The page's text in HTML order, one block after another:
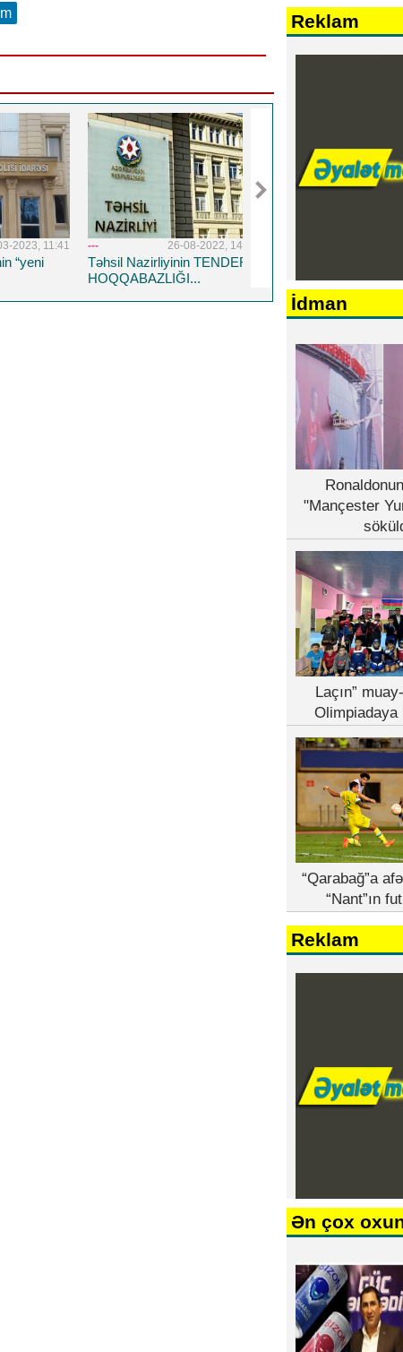
2022, 14:19
TENDER
--- 5-04-2023, 11:11
Respublika Psixiatriya
Xəstəxanasına yeni baş
təyin edilib - FOTO
Reklam
İdman
"Mançester
Laçın”
Olimpiadaya
“Qarabağ”a
“Nant”ın
Reklam
Ən çox